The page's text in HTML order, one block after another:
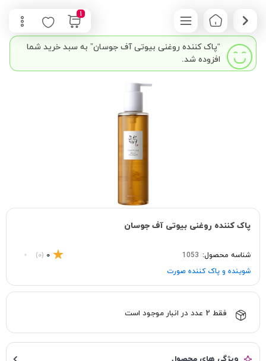
1
“پاک کننده روغنی بیوتی آف جوسان” به سبد خرید شما
افزوده شد.
پاک کننده روغنی بیوتی آف جوسان
شناسه محصول: 1053
0
(0)
شوینده و پاک‌ کننده صورت
فقط 2 عدد در انبار موجود است